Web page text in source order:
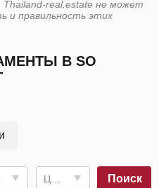
Thailand-real.estate не может
и правильность этих
В SO
Поиск